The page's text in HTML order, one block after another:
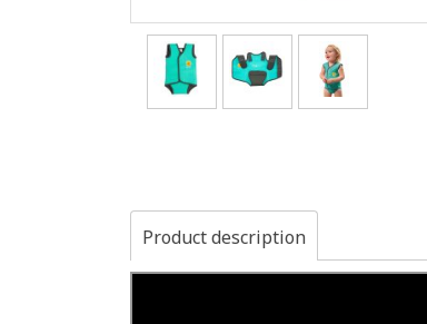
Product description